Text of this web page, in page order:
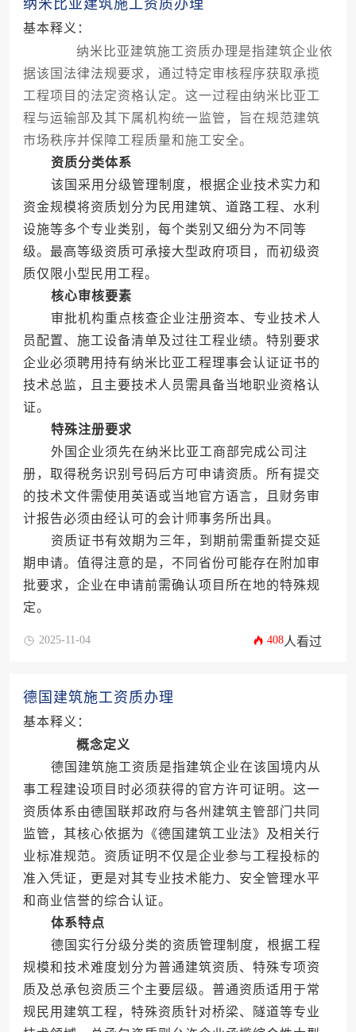
纳米比亚建筑施工资质办理
基本释义：
纳米比亚建筑施工资质办理是指建筑企业依
据该国法律法规要求，通过特定审核程序获取承揽
工程项目的法定资格认定。这一过程由纳米比亚工
程与运输部及其下属机构统一监管，旨在规范建筑
市场秩序并保障工程质量和施工安全。
资质分类体系
该国采用分级管理制度，根据企业技术实力和
资金规模将资质划分为民用建筑、道路工程、水利
设施等多个专业类别，每个类别又细分为不同等
级。最高等级资质可承接大型政府项目，而初级资
质仅限小型民用工程。
核心审核要素
审批机构重点核查企业注册资本、专业技术人
员配置、施工设备清单及过往工程业绩。特别要求
企业必须聘用持有纳米比亚工程理事会认证证书的
技术总监，且主要技术人员需具备当地职业资格认
证。
特殊注册要求
外国企业须先在纳米比亚工商部完成公司注
册，取得税务识别号码后方可申请资质。所有提交
的技术文件需使用英语或当地官方语言，且财务审
计报告必须由经认可的会计师事务所出具。
资质证书有效期为三年，到期前需重新提交延
期申请。值得注意的是，不同省份可能存在附加审
批要求，企业在申请前需确认项目所在地的特殊规
定。
2025-11-04 408人看过
德国建筑施工资质办理
基本释义：
概念定义
德国建筑施工资质是指建筑企业在该国境内从
事工程建设项目时必须获得的官方许可证明。这一
资质体系由德国联邦政府与各州建筑主管部门共同
监管，其核心依据为《德国建筑工业法》及相关行
业标准规范。资质证明不仅是企业参与工程投标的
准入凭证，更是对其专业技术能力、安全管理水平
和商业信誉的综合认证。
体系特点
德国实行分级分类的资质管理制度，根据工程
规模和技术难度划分为普通建筑资质、特殊专项资
质及总承包资质三个主要层级。普通资质适用于常
规民用建筑工程，特殊资质针对桥梁、隧道等专业